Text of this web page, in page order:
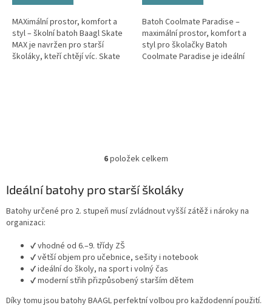
MAXimální prostor, komfort a
styl – školní batoh Baagl Skate
MAX je navržen pro starší
školáky, kteří chtějí víc. Skate
Batoh Coolmate Paradise –
maximální prostor, komfort a
styl pro školačky Batoh
Coolmate Paradise je ideální
O
l
á
d
p
r
v
y
6položek celkem
Ideální batohy pro starší školáky
Batohy určené pro 2. stupeň musí zvládnout vyšší zátěž i nároky na
organizaci:
✔️ vhodné od 6.–9. třídy ZŠ
✔️ větší objem pro učebnice, sešity i notebook
✔️ ideální do školy, na sport i volný čas
✔️ moderní střih přizpůsobený starším dětem
Díky tomu jsou batohy BAAGL perfektní volbou pro každodenní použití.